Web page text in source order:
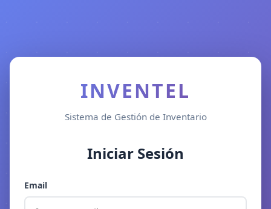
INVENTEL
Sistema de Gestión de Inventario
Iniciar Sesión
Email